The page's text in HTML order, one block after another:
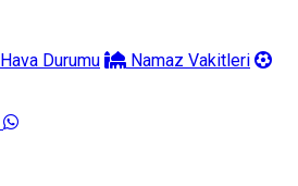
Hava Durumu
Namaz Vakitleri